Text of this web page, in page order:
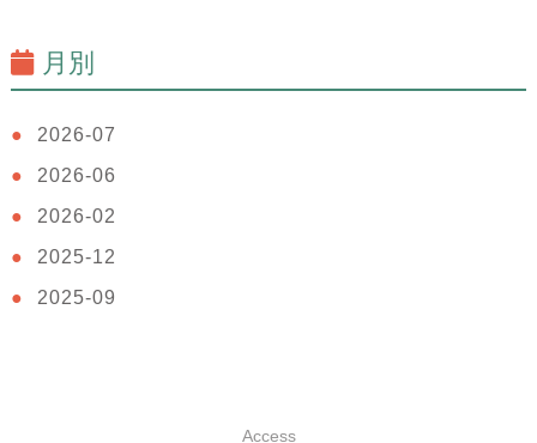
月別
2026-07
2026-06
2026-02
2025-12
2025-09
Access